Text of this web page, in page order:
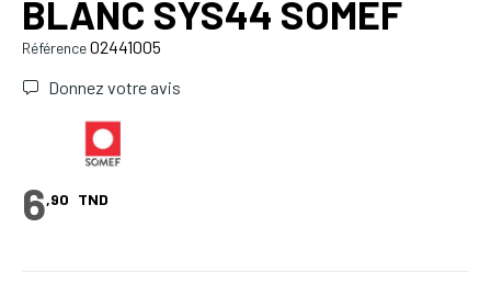
BLANC SYS44 SOMEF
Référence02441005
Donnez votre avis
6,90 TND